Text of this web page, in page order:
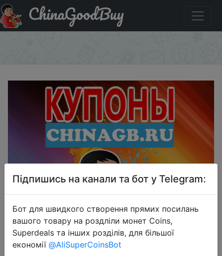
Промокод на знижку HOT091 Свежий промокод
AliExpress 250 руб. при заказе от 2000 руб.
ChinaGoodBuy
Підпишись на канали та бот у Telegram:
Бот для швидкого створення прямих посилань
вашого товару на роздліли монет Coins,
Superdeals та інших розділів, для більшої
економії @AliSuperCoinsBot